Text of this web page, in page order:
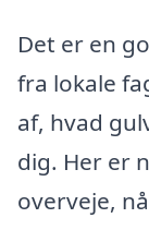
Det er en
fra lokale
af, hvad
dig. Her er
overveje,